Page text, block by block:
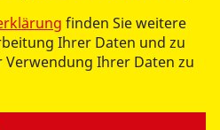
finden Sie weitere
Ihrer Daten und zu
Ihrer Daten zu